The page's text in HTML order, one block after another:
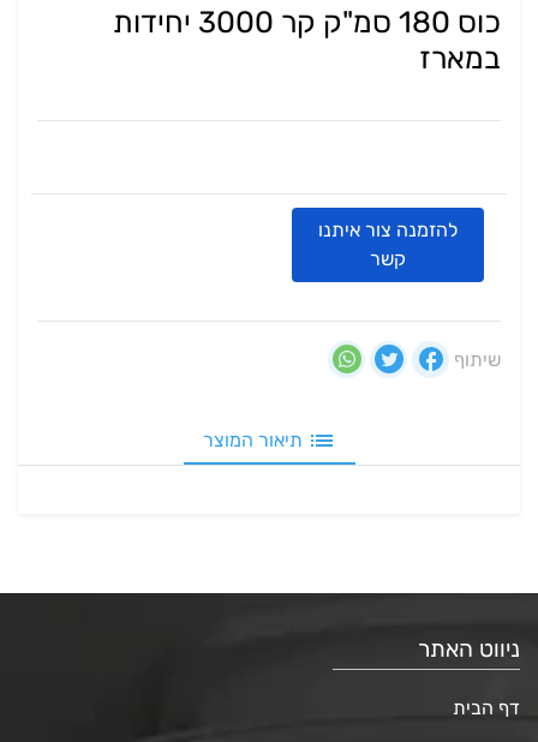
כוס 180 סמ"ק קר 3000 יחידות
במארז
להזמנה צור איתנו
קשר
שיתוף
תיאור המוצר
ניווט האתר
דף הבית